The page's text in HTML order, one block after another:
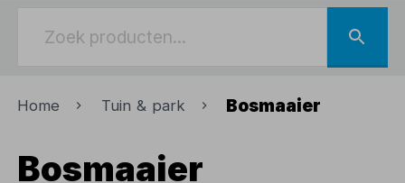
Home Tuin & park Bosmaaier
Bosmaaier